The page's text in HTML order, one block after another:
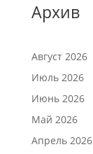
Архив
Август 2026
Июль 2026
Июнь 2026
Май 2026
Апрель 2026